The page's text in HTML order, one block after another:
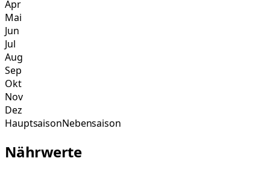
Apr
Mai
Jun
Jul
Aug
Sep
Okt
Nov
Dez
HauptsaisonNebensaison
Nährwerte